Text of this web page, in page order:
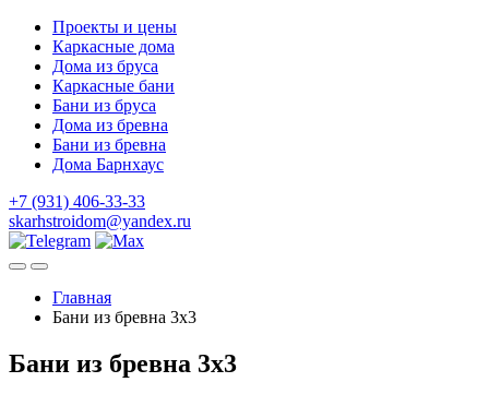
Проекты и цены
Каркасные дома
Дома из бруса
Каркасные бани
Бани из бруса
Дома из бревна
Бани из бревна
Дома Барнхаус
+7 (931) 406-33-33
skarhstroidom@yandex.ru
Главная
Бани из бревна 3х3
Бани из бревна 3х3